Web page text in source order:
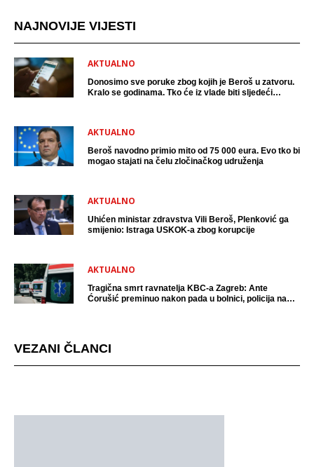
NAJNOVIJE VIJESTI
AKTUALNO
Donosimo sve poruke zbog kojih je Beroš u zatvoru.
Kralo se godinama. Tko će iz vlade biti sljedeći
AKTUALNO
Beroš navodno primio mito od 75 000 eura. Evo tko bi
mogao stajati na čelu zločinačkog udruženja
AKTUALNO
Uhićen ministar zdravstva Vili Beroš, Plenković ga
smijenio: Istraga USKOK-a zbog korupcije
AKTUALNO
Tragična smrt ravnatelja KBC-a Zagreb: Ante
Ćorušić preminuo nakon pada u bolnici, policija na
VEZANI ČLANCI